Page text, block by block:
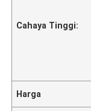
Cahaya Tinggi:
Harga